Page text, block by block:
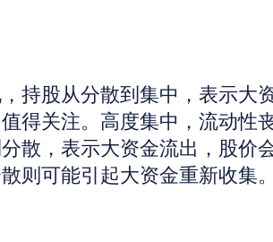
股从分散到集中，表示大
得关注。高度集中，流动性
散，表示大资金流出，股价
则可能引起大资金重新收集